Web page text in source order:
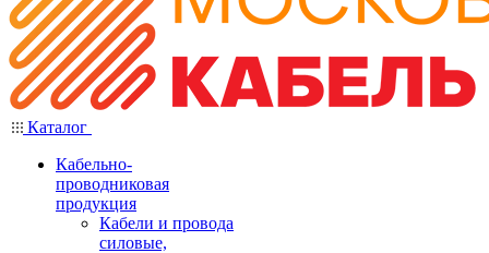
Каталог
Кабельно-
проводниковая
продукция
Кабели и провода
силовые,